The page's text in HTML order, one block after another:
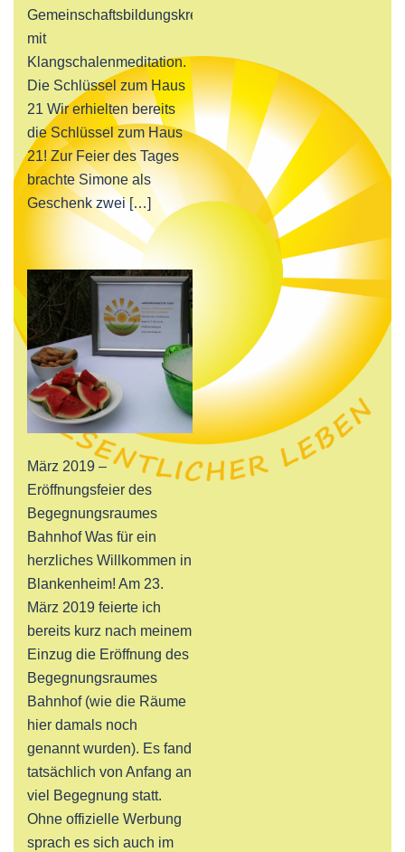
Gemeinschaftsbildungskreis
mit
Klangschalenmeditation.
Die Schlüssel zum Haus
21 Wir erhielten bereits
die Schlüssel zum Haus
21! Zur Feier des Tages
brachte Simone als
Geschenk zwei […]
März 2019 –
Eröffnungsfeier des
Begegnungsraumes
Bahnhof Was für ein
herzliches Willkommen in
Blankenheim! Am 23.
März 2019 feierte ich
bereits kurz nach meinem
Einzug die Eröffnung des
Begegnungsraumes
Bahnhof (wie die Räume
hier damals noch
genannt wurden). Es fand
tatsächlich von Anfang an
viel Begegnung statt.
Ohne offizielle Werbung
sprach es sich auch im